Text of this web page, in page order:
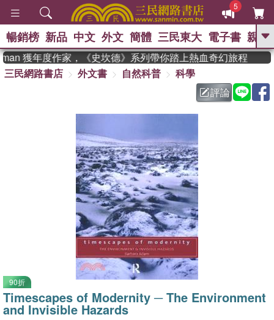
5
GO
熱搜： 東野圭吾 、
父親節 、 花開錦
方念華 、 台灣的
李登輝時代 、 數學女孩：黎曼猜想
群喵 、 臺灣漫遊錄
暢銷榜 新品 中文 外文 簡體 三民東大 電子書 親子
獲年度作家，《史坎德》系列帶你踏上熱血奇幻旅程
三民網路書店
外文書 自然科普
科學
評論
90折
Timescapes of Modernity ─ The Environment
and Invisible Hazards